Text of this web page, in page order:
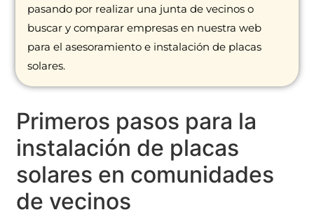
pasando por realizar una junta de vecinos o
buscar y comparar empresas en nuestra web
para el asesoramiento e instalación de placas
solares.
Primeros pasos para la
instalación de placas
solares en comunidades
de vecinos